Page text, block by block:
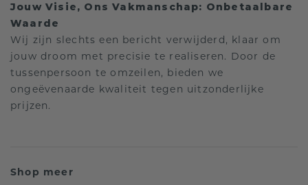
Jouw Visie, Ons Vakmanschap: Onbetaalbare
Waarde
Wij zijn slechts een bericht verwijderd, klaar om
jouw droom met precisie te realiseren. Door de
tussenpersoon te omzeilen, bieden we
ongeëvenaarde kwaliteit tegen uitzonderlijke
prijzen.
Shop meer